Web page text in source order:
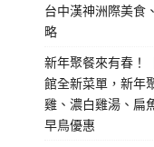
台中漢神洲際美食
略
新年聚餐來有春！
館全新菜單，新年
雞、濃白雞湯、扁
早鳥優惠